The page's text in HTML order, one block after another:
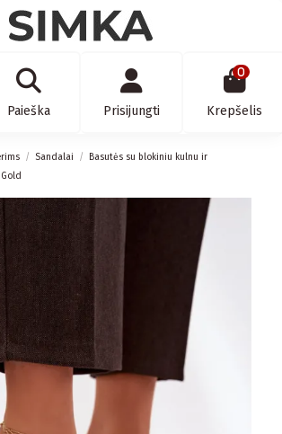
Paieška Prisijungti
0
Krepšelis
Sandalai
Basutės su blokiniu kulnu ir